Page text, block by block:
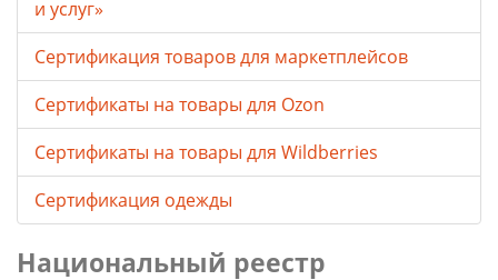
и услуг»
Сертификация товаров для маркетплейсов
Cертификаты на товары для Ozon
Cертификаты на товары для Wildberries
Сертификация одежды
Национальный реестр